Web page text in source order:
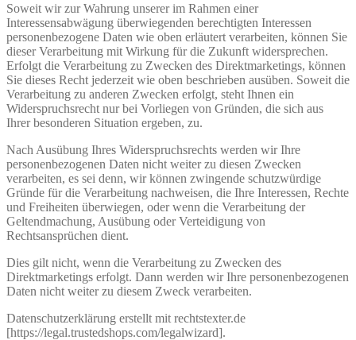
Soweit wir zur Wahrung unserer im Rahmen einer
Interessensabwägung überwiegenden berechtigten Interessen
personenbezogene Daten wie oben erläutert verarbeiten, können Sie
dieser Verarbeitung mit Wirkung für die Zukunft widersprechen.
Erfolgt die Verarbeitung zu Zwecken des Direktmarketings, können
Sie dieses Recht jederzeit wie oben beschrieben ausüben. Soweit die
Verarbeitung zu anderen Zwecken erfolgt, steht Ihnen ein
Widerspruchsrecht nur bei Vorliegen von Gründen, die sich aus
Ihrer besonderen Situation ergeben, zu.
Nach Ausübung Ihres Widerspruchsrechts werden wir Ihre
personenbezogenen Daten nicht weiter zu diesen Zwecken
verarbeiten, es sei denn, wir können zwingende schutzwürdige
Gründe für die Verarbeitung nachweisen, die Ihre Interessen, Rechte
und Freiheiten überwiegen, oder wenn die Verarbeitung der
Geltendmachung, Ausübung oder Verteidigung von
Rechtsansprüchen dient.
Dies gilt nicht, wenn die Verarbeitung zu Zwecken des
Direktmarketings erfolgt. Dann werden wir Ihre personenbezogenen
Daten nicht weiter zu diesem Zweck verarbeiten.
Datenschutzerklärung erstellt mit rechtstexter.de
[https://legal.trustedshops.com/legalwizard].